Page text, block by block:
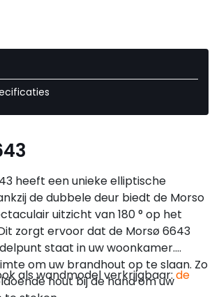
heeft een unieke elliptische
de dubbele deur biedt de Morso
uitzicht van 180 ° op het
zorgt ervoor dat de Morsø 6643
staat in uw woonkamer.
om uw brandhout op te slaan. Zo
hout bij de hand om uw
als wandmodel verkrijgbaar:de